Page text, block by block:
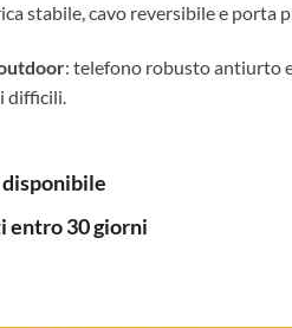
stabile, cavo reversibile e porta
: telefono robusto antiurto
difficili.
disponibile
entro 30 giorni